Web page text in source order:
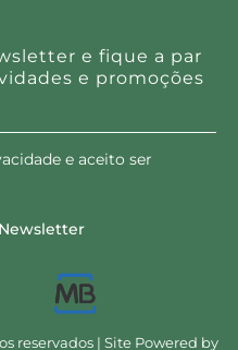
e fique a par
e promoções
e aceito ser
reservados | Site Powered by